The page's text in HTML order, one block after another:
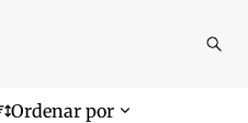
Ordenar por